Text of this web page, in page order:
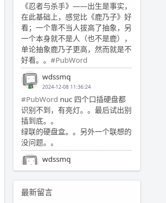
《忍者与杀手》——出生是事实，
在此基础上，感觉比《鹿乃子》好
看；一个靠不当人拔高了抽象，另
一个本身就不是人（也不是鹿），
单论抽象鹿乃子更高，然而就是不
好看。。 #PubWord
wdssmq
2024-12-08 11:36:24
#PubWord nuc 四个口插硬盘都
识别不到，有亮灯。。最后试出别
插到底。。
绿联的硬盘盒。。另外一个联想的
没问题。。
wdssmq
2024-11-19 17:31:51
#PubWord近期观影记录：超级
马里奥，死侍与金刚狼。。
最新留言